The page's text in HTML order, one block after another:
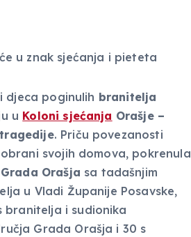
djeca poginulih branitelja
u Koloni sjećanja Orašje –
. Priču povezanosti
svojih domova, pokrenula
Grada Orašja sa tadašnjim
u Vladi Županije Posavske,
branitelja i sudionika
Grada Orašja i 30 s